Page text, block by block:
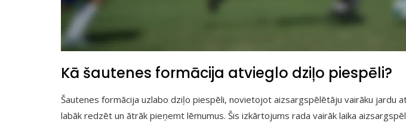
Kā šautenes formācija atvieglo dziļo piespēli?
Šautenes formācija uzlabo dziļo piespēli, novietojot aizsargspēlētāju vairāku jardu
labāk redzēt un ātrāk pieņemt lēmumus. Šis izkārtojums rada vairāk laika